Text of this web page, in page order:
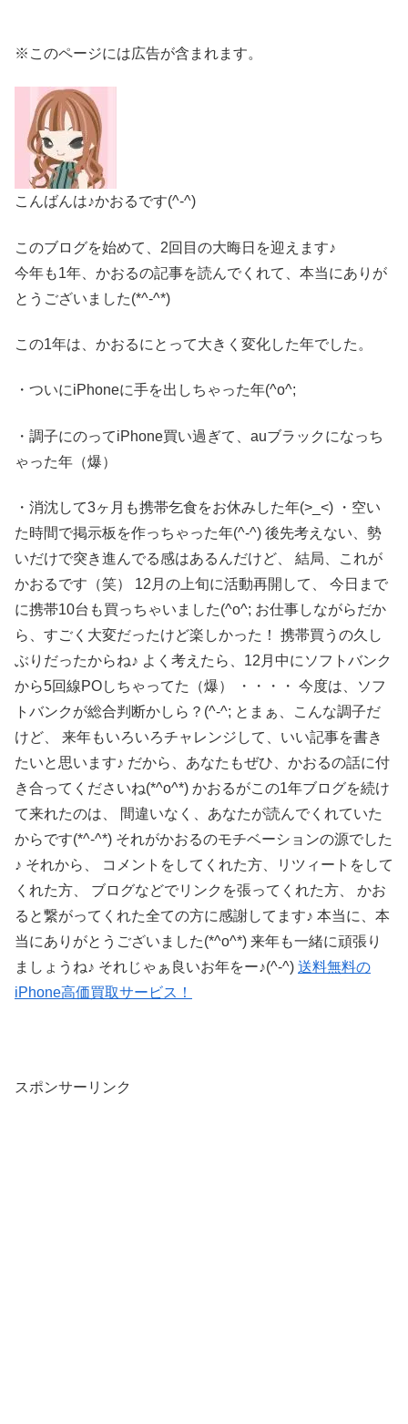
※このページには広告が含まれます。
こんばんは♪かおるです(^-^)
このブログを始めて、2回目の大晦日を迎えます♪
今年も1年、かおるの記事を読んでくれて、本当にありが
とうございました(*^-^*)
この1年は、かおるにとって大きく変化した年でした。
・ついにiPhoneに手を出しちゃった年(^o^;
・調子にのってiPhone買い過ぎて、auブラックになっち
ゃった年（爆）
・消沈して3ヶ月も携帯乞食をお休みした年(>_<) ・空い
た時間で掲示板を作っちゃった年(^-^) 後先考えない、勢
いだけで突き進んでる感はあるんだけど、 結局、これが
かおるです（笑） 12月の上旬に活動再開して、 今日まで
に携帯10台も買っちゃいました(^o^; お仕事しながらだか
ら、すごく大変だったけど楽しかった！ 携帯買うの久し
ぶりだったからね♪ よく考えたら、12月中にソフトバンク
から5回線POしちゃってた（爆） ・・・・ 今度は、ソフ
トバンクが総合判断かしら？(^-^; とまぁ、こんな調子だ
けど、 来年もいろいろチャレンジして、いい記事を書き
たいと思います♪ だから、あなたもぜひ、かおるの話に付
き合ってくださいね(*^o^*) かおるがこの1年ブログを続け
て来れたのは、 間違いなく、あなたが読んでくれていた
からです(*^-^*) それがかおるのモチベーションの源でした
♪ それから、 コメントをしてくれた方、リツィートをして
くれた方、 ブログなどでリンクを張ってくれた方、 かお
ると繋がってくれた全ての方に感謝してます♪ 本当に、本
当にありがとうございました(*^o^*) 来年も一緒に頑張り
ましょうね♪ それじゃぁ良いお年をー♪(^-^) 送料無料の
iPhone高価買取サービス！
スポンサーリンク